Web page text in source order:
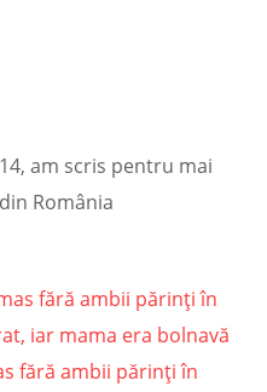
am scris pentru mai
România
fără ambii părinți în